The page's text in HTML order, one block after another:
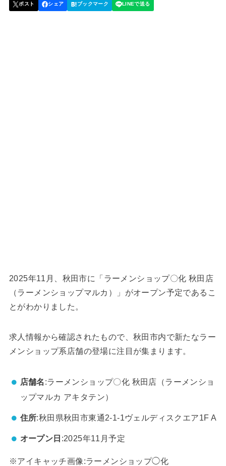
2025年11月、秋田市に「ラーメンショップ〇化 秋田店
（ラーメンショップマルカ）」がオープン予定であるこ
とがわかりました。
求人情報から確認されたもので、秋田市内で新たなラー
メンショップ系店舗の登場に注目が集まります。
店舗名 :ラーメンショップ〇化 秋田店（ラーメンショ
ップマルカ アキタテン）
住所:秋田県秋田市東通2-1-1ヴェルディスクエア1F A
オープン日 :2025年11月予定
※アイキャッチ画像:ラーメンショップ◯化